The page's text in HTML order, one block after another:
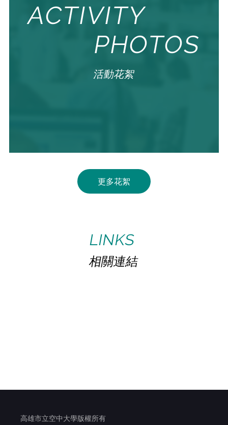
ACTIVITY
PHOTOS
活動花絮
更多花絮
LINKS
相關連結
高雄市立空中大學版權所有